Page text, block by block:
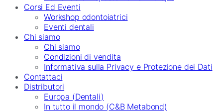
Corsi Ed Eventi
Workshop odontoiatrici
Eventi dentali
Chi siamo
Chi siamo
Condizioni di vendita
Informativa sulla Privacy e Protezione dei Dati
Contattaci
Distributori
Europa (Dentali)
In tutto il mondo (C&B Metabond)